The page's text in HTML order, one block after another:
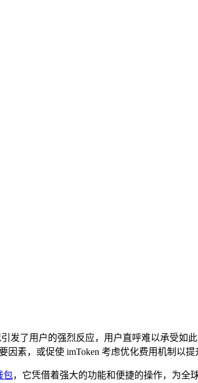
发了用户的强烈反应，用户直呼难以承受如
素，或促使 imToken 考虑优化费用机制以提
包，它凭借着强大的功能和便捷的操作，为全